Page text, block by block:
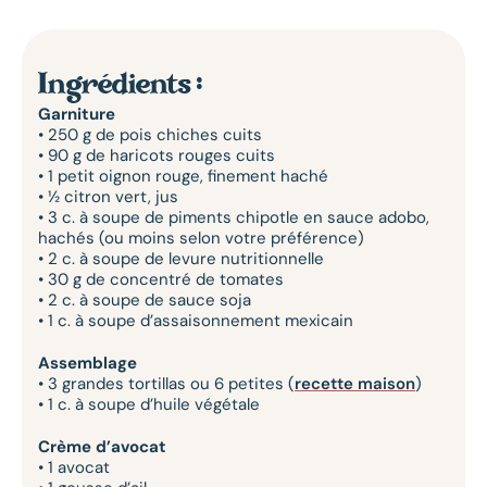
Ingrédients :
Garniture
• 250 g de pois chiches cuits
• 90 g de haricots rouges cuits
• 1 petit oignon rouge, finement haché
• ½ citron vert, jus
• 3 c. à soupe de piments chipotle en sauce adobo,
hachés (ou moins selon votre préférence)
• 2 c. à soupe de levure nutritionnelle
• 30 g de concentré de tomates
• 2 c. à soupe de sauce soja
• 1 c. à soupe d’assaisonnement mexicain
Assemblage
• 3 grandes tortillas ou 6 petites (recette maison)
• 1 c. à soupe d’huile végétale
Crème d’avocat
• 1 avocat